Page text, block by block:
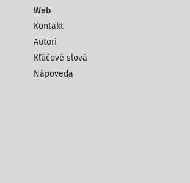
Web
Kontakt
Autori
Kľúčové slová
Nápoveda